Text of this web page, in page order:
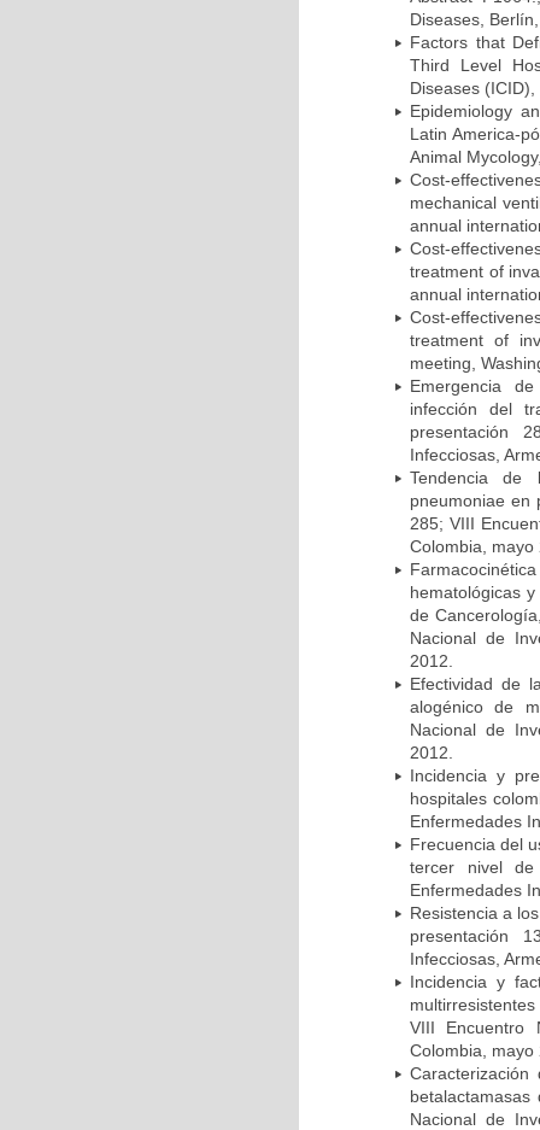
Diseases,
Factors that
Third Level
Diseases
Epidemiology
Latin America-
Animal
Cost-
mechanical
annual
Cost-
treatment of
annual
Cost-
treatment of
meeting,
Emergencia
infección del
presentación
Infecciosas,
Tendencia de
pneumoniae en
285; VIII
Colombia, mayo
hematológicas
de
Nacional de
2012.
Efectividad de
alogénico de
Nacional de
2012.
Incidencia y
hospitales
Enfermedades
Frecuencia del
tercer nivel de
Enfermedades
Resistencia a
presentación
Infecciosas,
Incidencia y
VIII Encuentro
Colombia, mayo
Nacional de